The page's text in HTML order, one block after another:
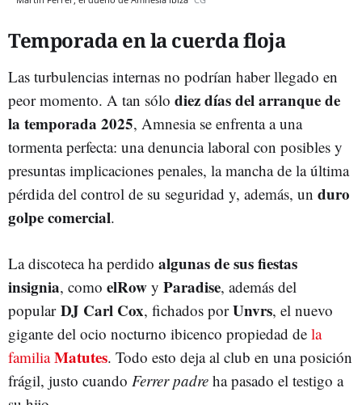
Temporada en la cuerda floja
Las turbulencias internas no podrían haber llegado en
peor momento. A tan sólo diez días del arranque de
la temporada 2025, Amnesia se enfrenta a una
tormenta perfecta: una denuncia laboral con posibles y
presuntas implicaciones penales, la mancha de la última
pérdida del control de su seguridad y, además, un duro
golpe comercial.
La discoteca ha perdido algunas de sus fiestas
insignia, como elRow y Paradise, además del
popular DJ Carl Cox, fichados porUnvrs, el nuevo
gigante del ocio nocturno ibicenco propiedad de la
familiaMatutes. Todo esto deja al club en una posición
frágil, justo cuando Ferrer padre ha pasado el testigo a